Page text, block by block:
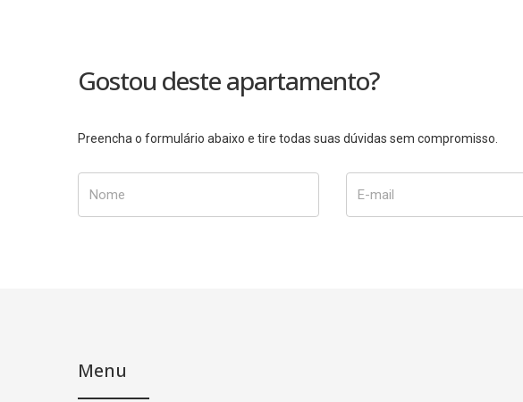
Gostou deste apartamento?
Preencha o formulário abaixo e tire todas suas dúvidas sem compromisso.
Menu